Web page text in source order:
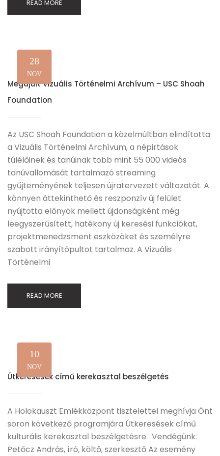
READ MORE
28
NOV
Megújult Vizuális Történelmi Archívum – USC Shoah
Foundation
Az USC Shoah Foundation a közelmúltban elindította
a Vizuális Történelmi Archívum, a népirtások
túlélőinek és tanúinak több mint 55 000 videós
tanúvallomását tartalmazó streaming
gyűjteményének teljesen újratervezett változatát. A
könnyen áttekinthető és reszponzív új felület
nyújtotta előnyök mellett újdonságként még
leegyszerűsített, hatékony új keresési funkciókat,
projektmenedzsment eszközöket és személyre
szabott irányítópultot tartalmaz. A Vizuális
Történelmi
READ MORE
10
NOV
Útkeresések című kerekasztal beszélgetés
A Holokauszt Emlékközpont tisztelettel meghívja Önt
soron következő programjára Útkeresések című
kulturális kerekasztal beszélgetésre. Vendégünk:
Petőcz András, író, költő, szerkesztő Az esemény